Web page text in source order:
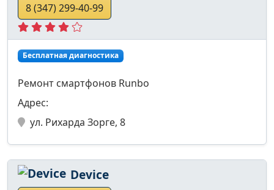
8 (347) 299-40-99
Бесплатная диагностика
Ремонт смартфонов Runbo
Адрес:
ул. Рихарда Зорге, 8
Device